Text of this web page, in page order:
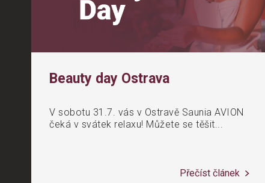
Beauty day Ostrava
V sobotu 31.7. vás v Ostravě Saunia AVION
čeká v svátek relaxu! Můžete se těšit...
Přečíst článek